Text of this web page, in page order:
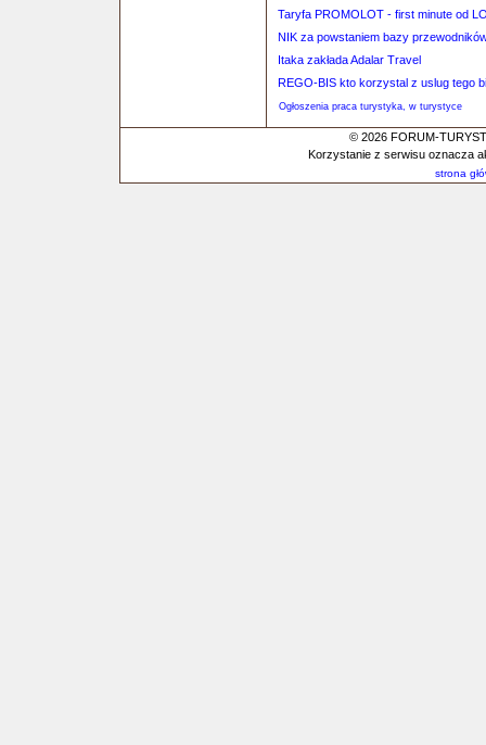
Taryfa PROMOLOT - first minute od
NIK za powstaniem bazy
Itaka zakłada Adalar Travel
REGO-BIS kto korzystal z uslug tego
Ogłoszenia praca turystyka, w turystyce
© 2026 FORUM-
Korzystanie z serwisu oznacza
strona